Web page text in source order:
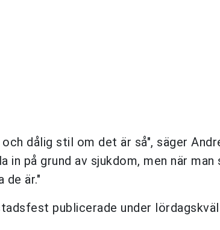
dålig stil om det är så", säger
på grund av sjukdom, men när man
de är."
publicerade under